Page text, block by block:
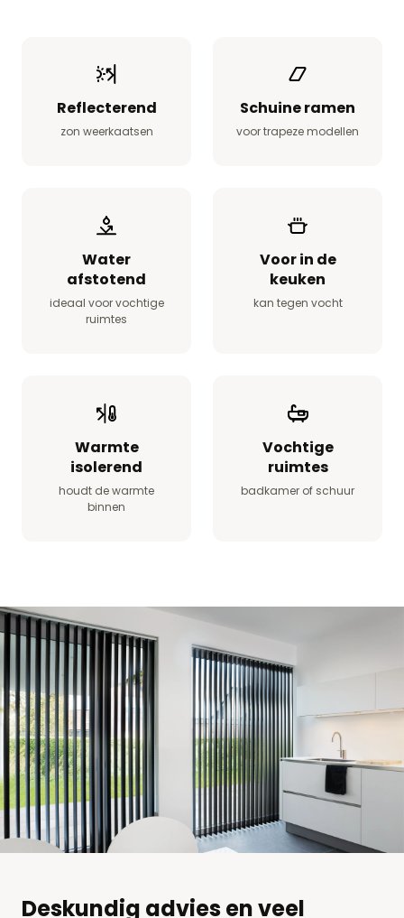
Reflecterend
zon weerkaatsen
Schuine ramen
voor trapeze modellen
Water
afstotend
ideaal voor vochtige
ruimtes
Voor in de
keuken
kan tegen vocht
Warmte
isolerend
houdt de warmte
binnen
Vochtige
ruimtes
badkamer of schuur
Deskundig advies en veel